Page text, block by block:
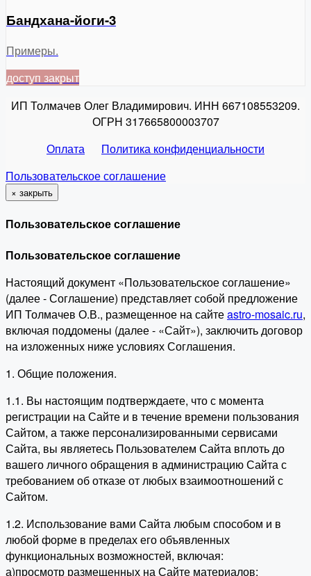
Бандхана-йоги-3
Примеры.
доступ закрыт
ИП Толмачев Олег Владимирович. ИНН 667108553209.
ОГРН 317665800003707
Оплата
Политика конфиденциальности
Пользовательское соглашение
× закрыть
Пользовательское соглашение
Пользовательское соглашение
Настоящий документ «Пользовательское соглашение»
(далее - Соглашение) представляет собой предложение
ИП Толмачев О.В., размещенное на сайтеastro-mosaic.ru,
включая поддомены (далее - «Сайт»), заключить договор
на изложенных ниже условиях Соглашения.
1. Общие положения.
1.1. Вы настоящим подтверждаете, что с момента
регистрации на Сайте и в течение времени пользования
Сайтом, а также персонализированными сервисами
Сайта, вы являетесь Пользователем Сайта вплоть до
вашего личного обращения в администрацию Сайта с
требованием об отказе от любых взаимоотношений с
Сайтом.
1.2. Использование вами Сайта любым способом и в
любой форме в пределах его объявленных
функциональных возможностей, включая:
а)просмотр размещенных на Сайте материалов;